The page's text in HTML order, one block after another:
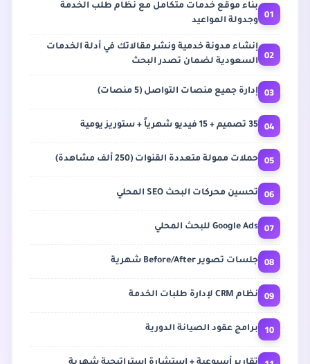
01
بناء موقع خدمات متكامل مع نظام طلب الخدمة
وجدولة المواعيد
02
إنشاء مدونة خدمية ونشر مقالاتك في أدلة الخدمات
السعودية لضمان تصدر البحث
03 إدارة جميع منصات التواصل (5 منصات)
04 35 تصميم + 15 فيديو شهرياً + ستوريز يومية
05 حملات ممولة متعددة القنوات (250 ألف مشاهدة)
06 تحسين محركات البحث SEO المحلي
07 Google Ads للبحث المحلي
08 جلسات تصوير Before/After شهرية
09 نظام CRM لإدارة طلبات الخدمة
10 برامج عقود الصيانة الدورية